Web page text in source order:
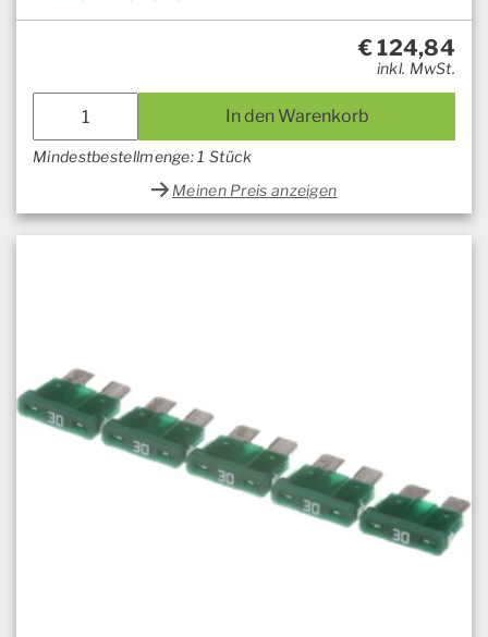
€124,84
inkl. MwSt.
In den Warenkorb
Mindestbestellmenge: 1 Stück
Meinen Preis anzeigen